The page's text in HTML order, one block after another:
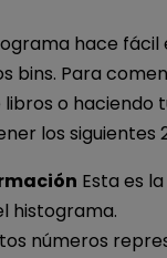
hace
bins. Para
o haciendo
los siguientes
Esta es
histograma.
números